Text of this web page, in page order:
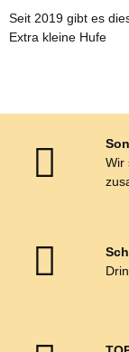
Seit 2019 gibt es
Extra kleine Hufe
Wir